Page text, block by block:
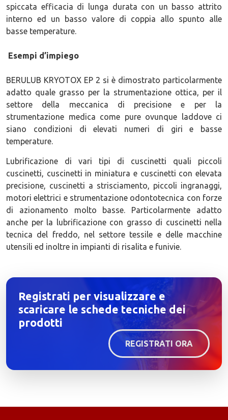
spiccata efficacia di lunga durata con un basso attrito
interno ed un basso valore di coppia allo spunto alle
basse temperature.
Esempi d’impiego
BERULUB KRYOTOX EP 2 si è dimostrato particolarmente
adatto quale grasso per la strumentazione ottica, per il
settore della meccanica di precisione e per la
strumentazione medica come pure ovunque laddove ci
siano condizioni di elevati numeri di giri e basse
temperature.
Lubrificazione di vari tipi di cuscinetti quali piccoli
cuscinetti, cuscinetti in miniatura e cuscinetti con elevata
precisione, cuscinetti a strisciamento, piccoli ingranaggi,
motori elettrici e strumentazione odontotecnica con forze
di azionamento molto basse. Particolarmente adatto
anche per la lubrificazione con grasso di cuscinetti nella
tecnica del freddo, nel settore tessile e delle macchine
utensili ed inoltre in impianti di risalita e funivie.
Registrati per visualizzare e
scaricare le schede tecniche dei
prodotti
REGISTRATI ORA